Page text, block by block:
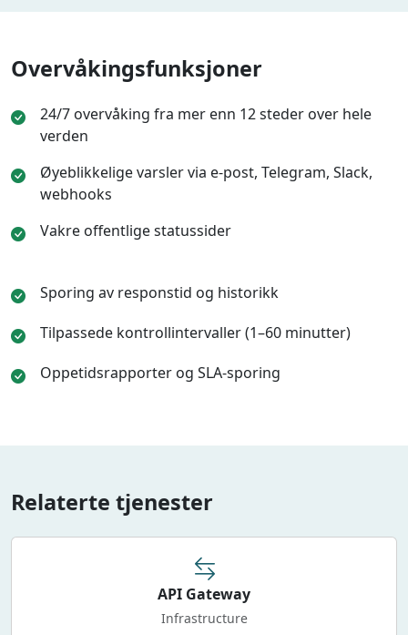
Overvåkingsfunksjoner
24/7 overvåking fra mer enn 12 steder over hele
verden
Øyeblikkelige varsler via e-post, Telegram, Slack,
webhooks
Vakre offentlige statussider
Sporing av responstid og historikk
Tilpassede kontrollintervaller (1–60 minutter)
Oppetidsrapporter og SLA-sporing
Relaterte tjenester
API Gateway
Infrastructure